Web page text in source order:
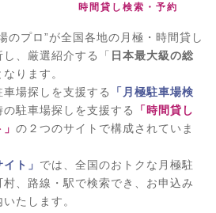
時間貸し検索・予約
のプロ”が全国各地の月極・時間貸し
、厳選紹介する「 日本最大級の総
なります。
場探しを支援する
「月極駐車場検
の駐車場探しを支援する
「時間貸し
の２つのサイトで構成されていま
ト」 では、全国のおトクな月極駐
、路線・駅で検索でき、お申込み
たします。